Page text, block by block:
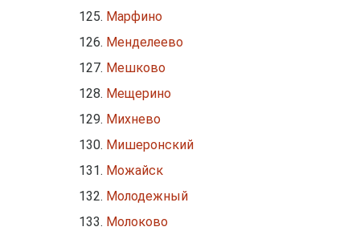
Марфино
Менделеево
Мешково
Мещерино
Михнево
Мишеронский
Можайск
Молодежный
Молоково